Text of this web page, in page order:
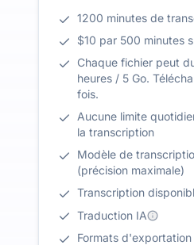
1200 minutes de
$10 par 500 minutes
Chaque fichier peut
heures / 5 Go.
fois.
Aucune limite
la transcription
Modèle de
(précision maximale)
Transcription
Traduction IA
Formats d'exportation